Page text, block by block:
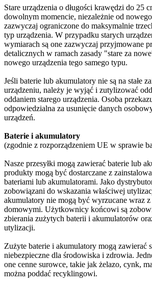
Stare urządzenia o długości krawędzi do 25
dowolnym momencie, niezależnie od
zazwyczaj ograniczone do maksymalnie
typ urządzenia. W przypadku starych
wymiarach są one zazwyczaj przyjmowane
detalicznych w ramach zasady "stare za
nowego urządzenia tego samego typu.
Jeśli baterie lub akumulatory nie są na stałe
urządzeniu, należy je wyjąć i zutylizować
oddaniem starego urządzenia. Osoba
odpowiedzialna za usunięcie danych
urządzeń.
Baterie i akumulatory
(zgodnie z rozporządzeniem UE w sprawie
Nasze przesyłki mogą zawierać baterie lub
produkty mogą być dostarczane z
bateriami lub akumulatorami. Jako
zobowiązani do wskazania właściwej
akumulatory nie mogą być wyrzucane wraz z
domowymi. Użytkownicy końcowi są
zbierania zużytych baterii i akumulatorów
utylizacji.
Zużyte baterie i akumulatory mogą zawierać
niebezpieczne dla środowiska i zdrowia.
one cenne surowce, takie jak żelazo, cynk,
można poddać recyklingowi.